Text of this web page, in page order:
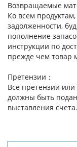
Возвращаемые
Ко всем
задолженности,
пополнение
инструкции по
прежде чем товар
Претензии：
Все претензии или
должны быть
выставления счета.